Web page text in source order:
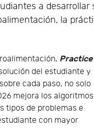
a desarrollar
la
del estudiante y
cada paso, no solo
mejora los algoritmos
tipos de problemas e
con mayor